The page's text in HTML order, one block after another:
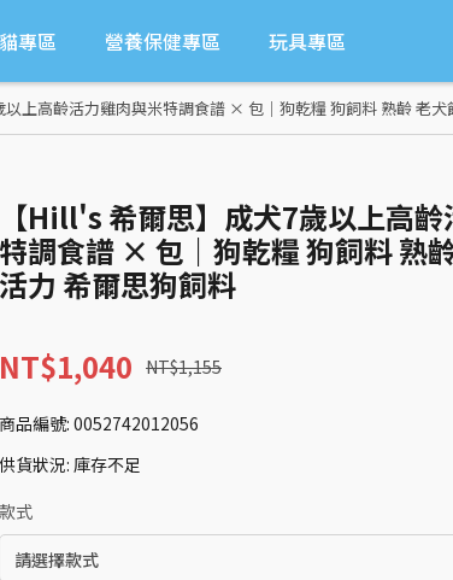
專區 營養保健專區 玩具專區
以上高齡活力雞肉與米特調食譜 × 包｜狗乾糧 狗飼料 熟齡 老
【Hill's 希爾思】成犬7歲以上高
特調食譜 × 包｜狗乾糧 狗飼料 熟
活力 希爾思狗飼料
NT$1,040 NT$1,155
商品編號: 0052742012056
供貨狀況: 庫存不足
款式